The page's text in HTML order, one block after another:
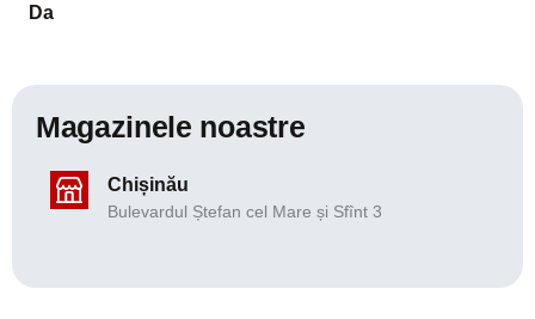
Da
Magazinele noastre
Chișinău
Bulevardul Ștefan cel Mare și Sfînt 3